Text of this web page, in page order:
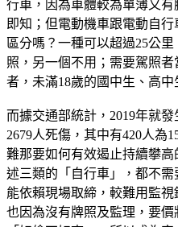
行車，因為車體較為單薄又
即知；但電動機車跟電動自
區分嗎？一種可以超過25公
照，另一個不用；需要駕照
者，未滿18歲的國中生、高中
而據交通部統計，2019年就
2679人死傷，其中有420人為
難那要如何有效遏止持續攀
述三類的「自行車」，都不
能依賴現場取締，較難用監
也因為沒有牌照及監理，要